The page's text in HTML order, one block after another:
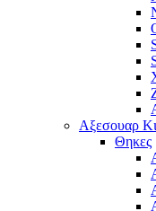
Αξεσουαρ
Θηκες